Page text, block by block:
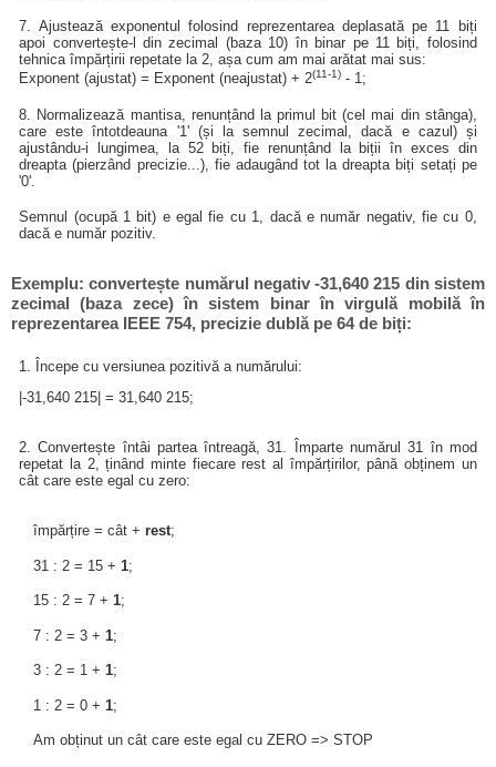
7. Ajustează exponentul folosind reprezentarea deplasată pe 11 biți
apoi convertește-l din zecimal (baza 10) în binar pe 11 biți, folosind
tehnica împărțirii repetate la 2, așa cum am mai arătat mai sus:
Exponent (ajustat) = Exponent (neajustat) + 2(11-1) - 1;
8. Normalizează mantisa, renunțând la primul bit (cel mai din stânga),
care este întotdeauna '1' (și la semnul zecimal, dacă e cazul) și
ajustându-i lungimea, la 52 biți, fie renunțând la biții în exces din
dreapta (pierzând precizie...), fie adaugând tot la dreapta biți setați pe
'0'.
Semnul (ocupă 1 bit) e egal fie cu 1, dacă e număr negativ, fie cu 0,
dacă e număr pozitiv.
Exemplu: convertește numărul negativ -31,640 215 din sistem
zecimal (baza zece) în sistem binar în virgulă mobilă în
reprezentarea IEEE 754, precizie dublă pe 64 de biți:
1. Începe cu versiunea pozitivă a numărului:
|-31,640 215| = 31,640 215;
2. Convertește întâi partea întreagă, 31. Împarte numărul 31 în mod
repetat la 2, ținând minte fiecare rest al împărțirilor, până obținem un
cât care este egal cu zero:
împărțire = cât + rest;
31 : 2 = 15 + 1;
15 : 2 = 7 + 1;
7 : 2 = 3 + 1;
3 : 2 = 1 + 1;
1 : 2 = 0 + 1;
Am obținut un cât care este egal cu ZERO => STOP